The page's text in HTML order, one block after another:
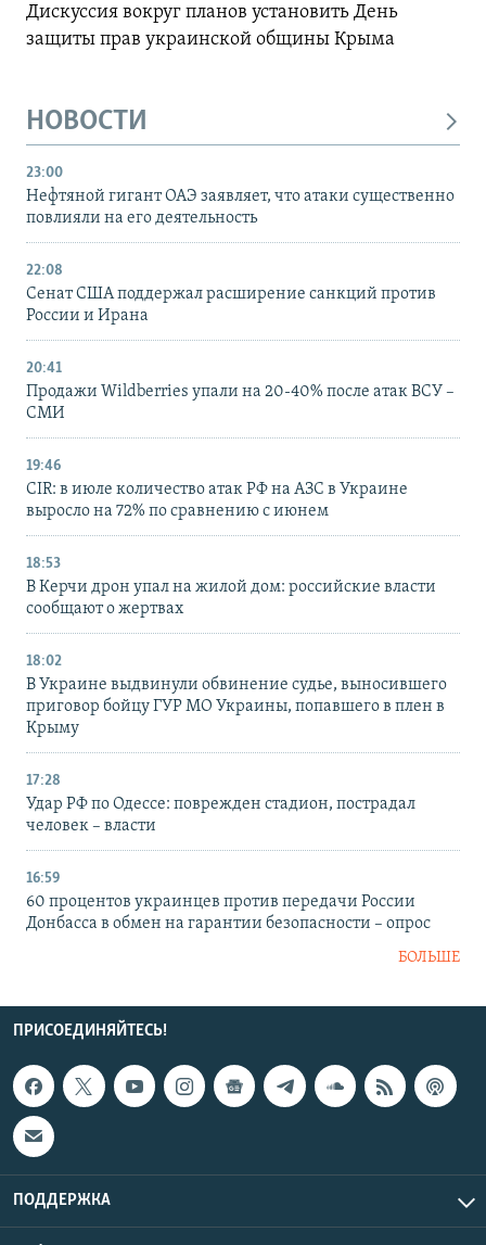
Дискуссия вокруг планов установить День
защиты прав украинской общины Крыма
НОВОСТИ
23:00
Нефтяной гигант ОАЭ заявляет, что атаки существенно
повлияли на его деятельность
22:08
Сенат США поддержал расширение санкций против
России и Ирана
20:41
Продажи Wildberries упали на 20-40% после атак ВСУ –
СМИ
19:46
CIR: в июле количество атак РФ на АЗС в Украине
выросло на 72% по сравнению с июнем
18:53
В Керчи дрон упал на жилой дом: российские власти
сообщают о жертвах
18:02
В Украине выдвинули обвинение судье, выносившего
приговор бойцу ГУР МО Украины, попавшего в плен в
Крыму
17:28
Удар РФ по Одессе: поврежден стадион, пострадал
человек – власти
16:59
60 процентов украинцев против передачи России
Донбасса в обмен на гарантии безопасности – опрос
БОЛЬШЕ
ПРИСОЕДИНЯЙТЕСЬ!
ПОДДЕРЖКА